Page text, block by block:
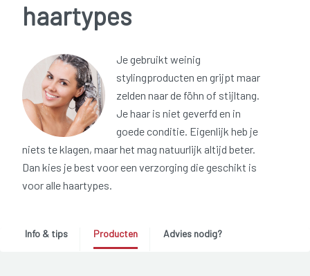
haartypes
Je gebruikt weinig
stylingproducten en grijpt maar
zelden naar de föhn of stijltang.
Je haar is niet geverfd en in
goede conditie. Eigenlijk heb je
niets te klagen, maar het mag natuurlijk altijd beter.
Dan kies je best voor een verzorging die geschikt is
voor alle haartypes.
Info & tips Producten Advies nodig?